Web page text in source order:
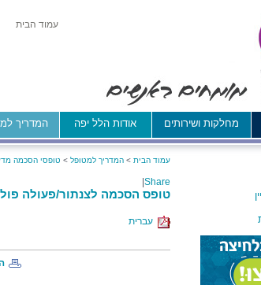
עמוד הבית
מחלקות ושירותים אודות הלל יפה המדריך
עמוד הבית > המדריך למטופל > טופסי הסכמה
Share
טופס הסכמה לצנתור/פעולה
עברית